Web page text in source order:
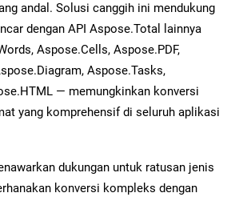
andal. Solusi canggih ini mendukung
dengan API Aspose.Total lainnya
Aspose.Cells, Aspose.PDF,
Aspose.Tasks,
— memungkinkan konversi
yang komprehensif di seluruh aplikasi
dukungan untuk ratusan jenis
konversi kompleks dengan